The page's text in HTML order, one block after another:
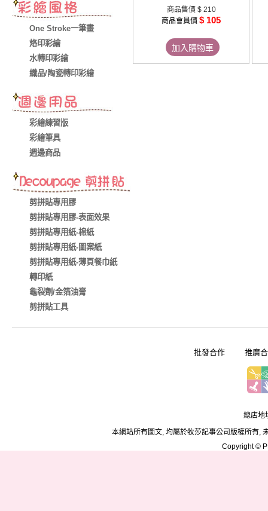
One Stroke一筆畫
烙印彩繪
水轉印彩繪
織品/陶瓷轉印彩繪
彩繪練習版
彩繪筆具
週邊商品
剪拼貼專用膠
剪拼貼專用膠-表面效果
剪拼貼專用紙-棉紙
剪拼貼專用紙-圖案紙
剪拼貼專用紙-薄頁餐巾紙
轉印紙
龜裂劑/金箔油膏
剪拼貼工具
商品售價 $ 210
商品會員價 $ 105
加入購物車
批發合作 推廣
總店地
本網站所有圖文, 均屬於牧莎記事公司版權所有,
Copyright ©